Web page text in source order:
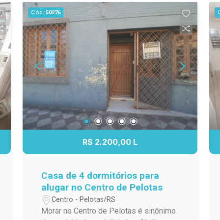
vida em cada detalhe. Destaques do
imóvel: 3 dormitórios amplos; Living
espaçoso para vários ambientes; Sala
de jantar integrada; Cozinha funcional;
Área de serviço; Acabamentos de alto
padrão; Excelente posição solar;
Localização privilegiada no centro da
cidade. Um imóvel exclusivo, ideal para
quem busca amplitude, conforto e uma
localização estratégica, reunindo
elegância e praticidade em um único
descubra um novo conceito de morar
Cód. 50276
R$ 2.200,00 L
Casa de 4 dormitórios para
alugar no Centro de Pelotas
Centro - Pelotas/RS
Morar no Centro de Pelotas é sinônimo